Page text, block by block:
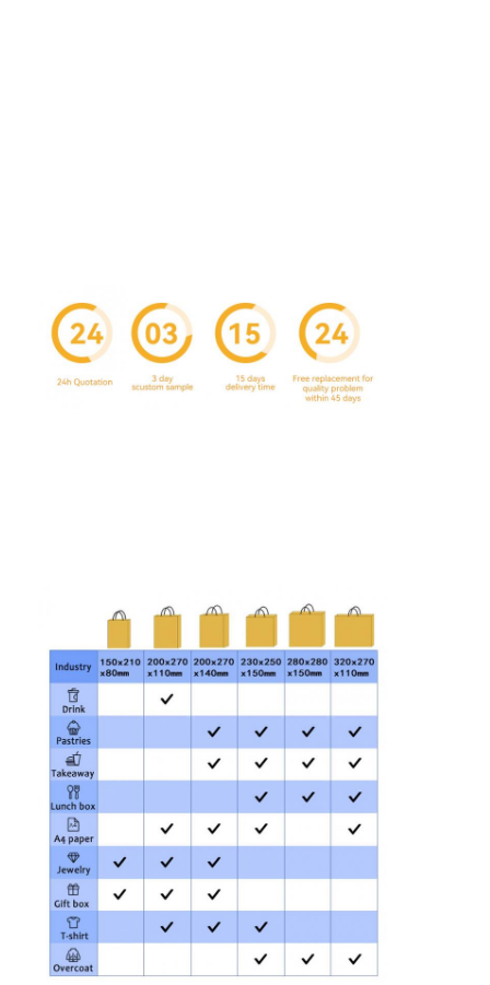
화장용 패키징 박스
전자 제품 포장 상자
접착 스티커 브랜드
가방을 패키징하는 안면 마스크
맞춤형 브로셔 인쇄
맞춤형 빨간색 패키지